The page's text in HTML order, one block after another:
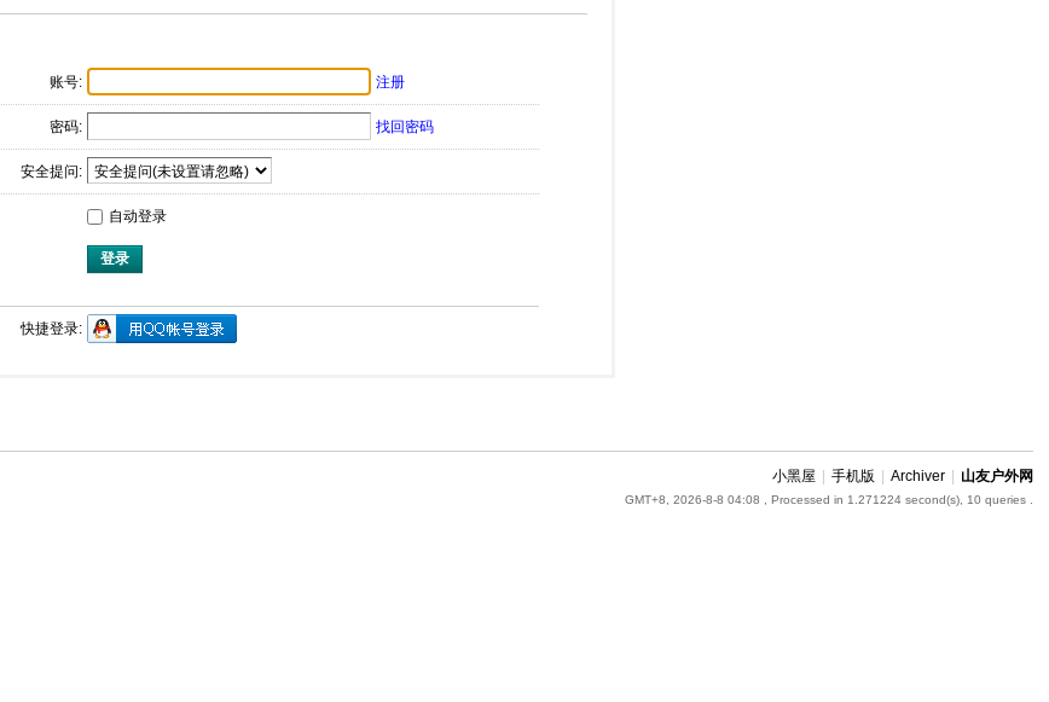
账号: 注册
密码: 找回密码
安全提问:
自动登录
登录
快捷登录:
小黑屋 手机版 Archiver 山友户外网
GMT+8, 2026-8-8 04:08 , Processed in 1.271224 second(s), 10 queries .